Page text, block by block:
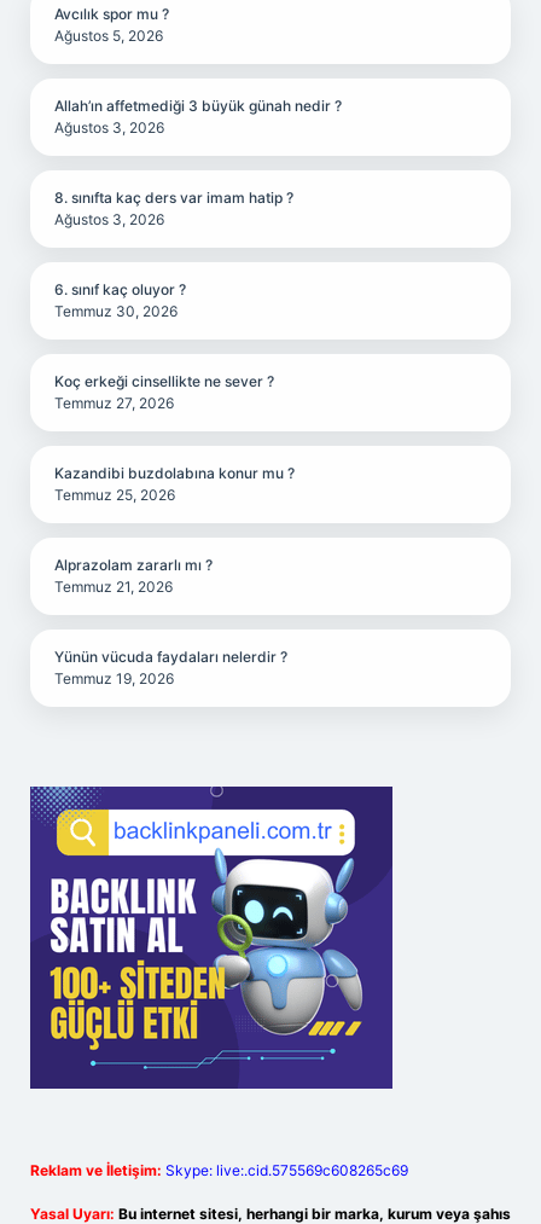
Avcılık spor mu ?
Ağustos 5, 2026
Allah’ın affetmediği 3 büyük günah nedir ?
Ağustos 3, 2026
8. sınıfta kaç ders var imam hatip ?
Ağustos 3, 2026
6. sınıf kaç oluyor ?
Temmuz 30, 2026
Koç erkeği cinsellikte ne sever ?
Temmuz 27, 2026
Kazandibi buzdolabına konur mu ?
Temmuz 25, 2026
Alprazolam zararlı mı ?
Temmuz 21, 2026
Yünün vücuda faydaları nelerdir ?
Temmuz 19, 2026
Reklam ve İletişim: Skype: live:.cid.575569c608265c69
Yasal Uyarı: Bu internet sitesi, herhangi bir marka, kurum veya şahıs